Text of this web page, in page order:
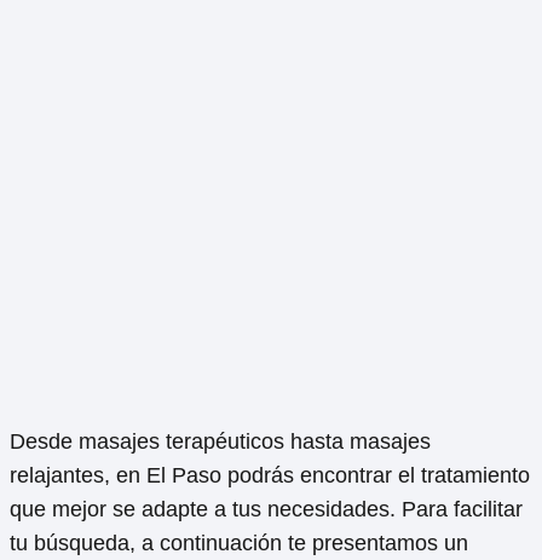
Desde masajes terapéuticos hasta masajes
relajantes, en El Paso podrás encontrar el tratamiento
que mejor se adapte a tus necesidades. Para facilitar
tu búsqueda, a continuación te presentamos un